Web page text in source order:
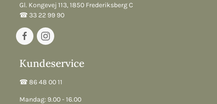
Gl. Kongevej 113, 1850 Frederiksberg C
☎︎ 33 22 99 90
Kundeservice
☎︎ 86 48 00 11
Mandag: 9.00 - 16.00